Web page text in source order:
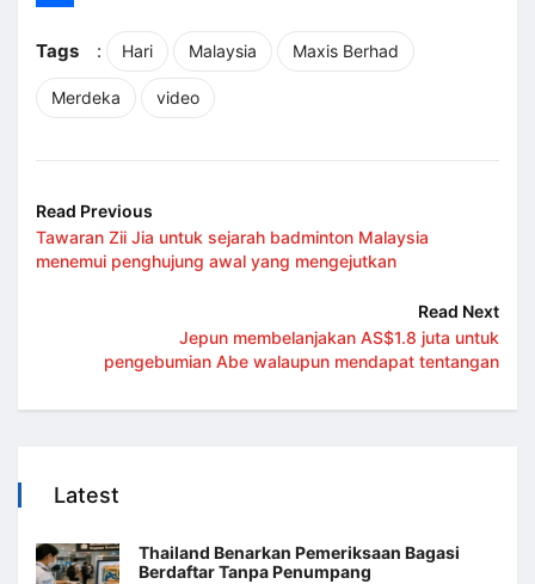
Tags
: Hari Malaysia Maxis Berhad
Merdeka video
Read Previous
Tawaran Zii Jia untuk sejarah badminton Malaysia
menemui penghujung awal yang mengejutkan
Read Next
Jepun membelanjakan AS$1.8 juta untuk
pengebumian Abe walaupun mendapat tentangan
Latest
Thailand Benarkan Pemeriksaan Bagasi
Berdaftar Tanpa Penumpang